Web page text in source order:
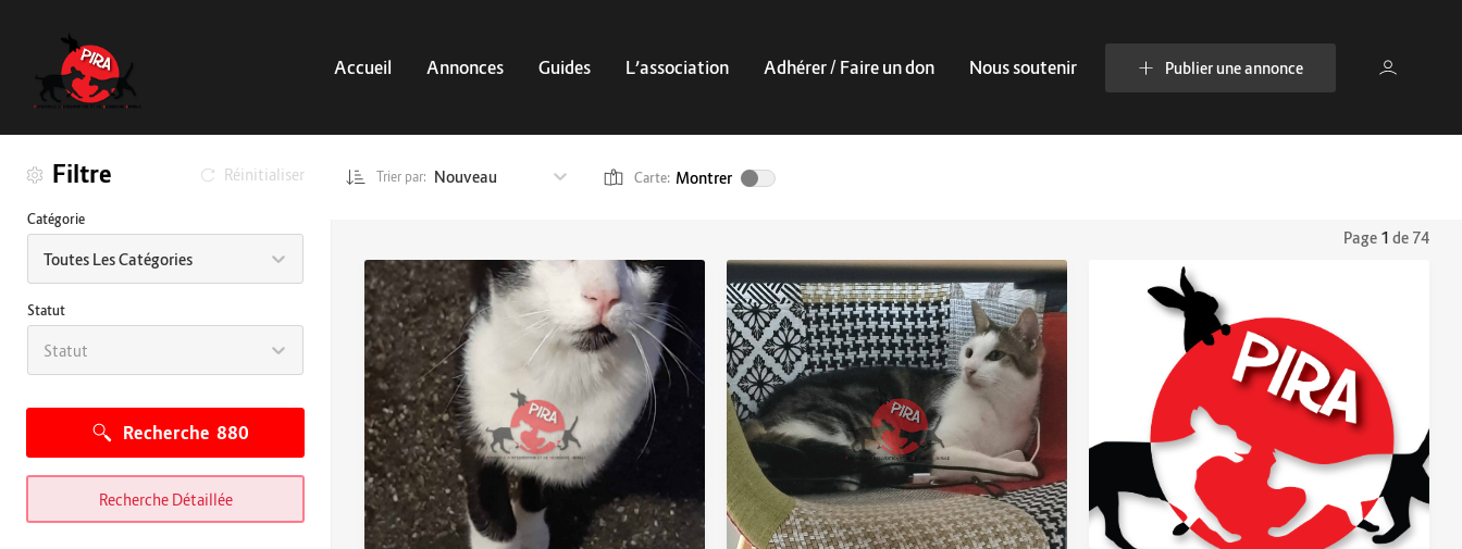
Accueil Annonces Guides L’association Adhérer / Faire un don Nous soutenir Publier une annonce
Filtre Réinitialiser
Catégorie
Toutes Les Catégories
Statut
Statut
Recherche 880
Recherche Détaillée
Trier par: Nouveau Carte: Montrer
Page 1 de 74